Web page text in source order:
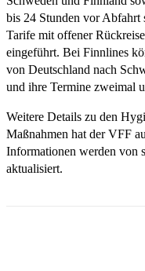
bis 24 Stunden vor Abfahrt
Tarife mit offener
eingeführt. Bei Finnlines
von Deutschland nach
und ihre Termine zweimal
Weitere Details zu den
Maßnahmen hat der VFF
Informationen werden von
aktualisiert.